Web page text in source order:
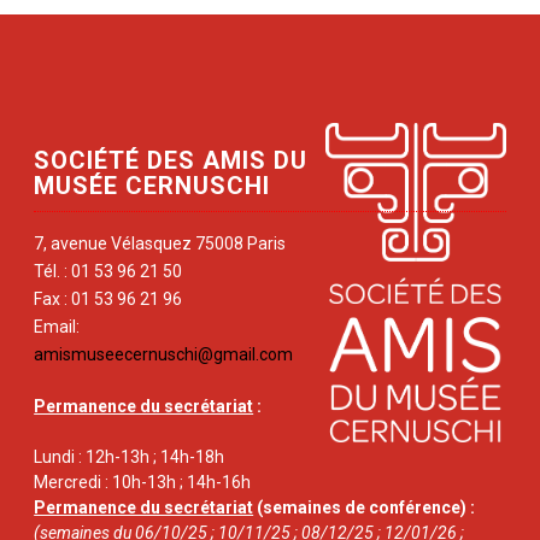
SOCIÉTÉ DES AMIS DU
MUSÉE CERNUSCHI
7, avenue Vélasquez 75008 Paris
Tél. : 01 53 96 21 50
Fax : 01 53 96 21 96
Email:
amismuseecernuschi@gmail.com
Permanence du secrétariat :
Lundi : 12h-13h ; 14h-18h
Mercredi : 10h-13h ; 14h-16h
Permanence du secrétariat (semaines de conférence) :
(semaines du 06/10/25 ; 10/11/25 ; 08/12/25 ; 12/01/26 ;